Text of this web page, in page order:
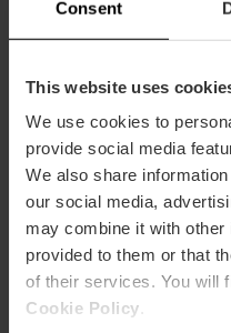
Consent
This website uses
We use cookies to
provide social media
We also share
our social media,
may combine it with other
provided to them or that
of their services. You will
Cookie Policy
peuvent être passés
7️. Publication des notes
8. Vous avez des
questions à une équipe
gratuit.
Je souhaite